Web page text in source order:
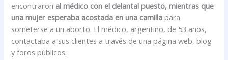
encontraron al médico con el delantal puesto, mientras que
una mujer esperaba acostada en una camilla para
someterse a un aborto. El médico, argentino, de 53 años,
contactaba a sus clientes a través de una página web, blog
y foros públicos.